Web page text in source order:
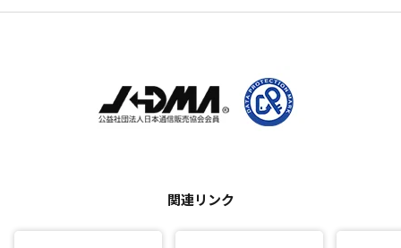
関連リンク